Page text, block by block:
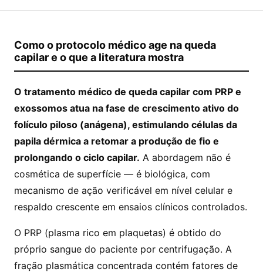
Como o protocolo médico age na queda
capilar e o que a literatura mostra
O tratamento médico de queda capilar com PRP e
exossomos atua na fase de crescimento ativo do
folículo piloso (anágena), estimulando células da
papila dérmica a retomar a produção de fio e
prolongando o ciclo capilar. A abordagem não é
cosmética de superfície — é biológica, com
mecanismo de ação verificável em nível celular e
respaldo crescente em ensaios clínicos controlados.
O PRP (plasma rico em plaquetas) é obtido do
próprio sangue do paciente por centrifugação. A
fração plasmática concentrada contém fatores de